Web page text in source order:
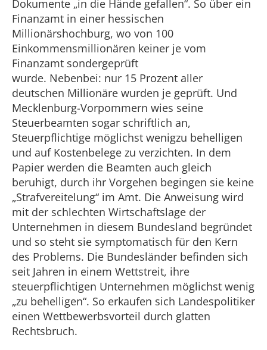
Dokumente „in die Hände gefallen“. So über ein
Finanzamt in einer hessischen
Millionärshochburg, wo von 100
Einkommensmillionären keiner je vom
Finanzamt sondergeprüft
wurde. Nebenbei: nur 15 Prozent aller
deutschen Millionäre wurden je geprüft. Und
Mecklenburg-Vorpommern wies seine
Steuerbeamten sogar schriftlich an,
Steuerpflichtige möglichst wenigzu behelligen
und auf Kostenbelege zu verzichten. In dem
Papier werden die Beamten auch gleich
beruhigt, durch ihr Vorgehen begingen sie keine
„Strafvereitelung“ im Amt. Die Anweisung wird
mit der schlechten Wirtschaftslage der
Unternehmen in diesem Bundesland begründet
und so steht sie symptomatisch für den Kern
des Problems. Die Bundesländer befinden sich
seit Jahren in einem Wettstreit, ihre
steuerpflichtigen Unternehmen möglichst wenig
„zu behelligen“. So erkaufen sich Landespolitiker
einen Wettbewerbsvorteil durch glatten
Rechtsbruch.